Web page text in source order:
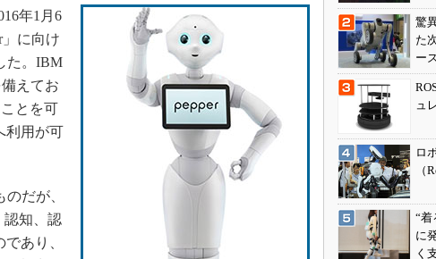
スマート工場EXPO
EdgeTech+
日本ものづくりワールド
AUTOMOTIVE WORLD
産業オープンネット展
Windows Embedded
車載ソフト開発
無償設計ツール
デジタルツインとCAE
製造業ビッグデータ
年1月6
」に向け
た。IBM
備えてお
とを可
利用が可
だが、
認知、認
あり、
驚
た
ー
ュ
ロ
（
“着
に
く